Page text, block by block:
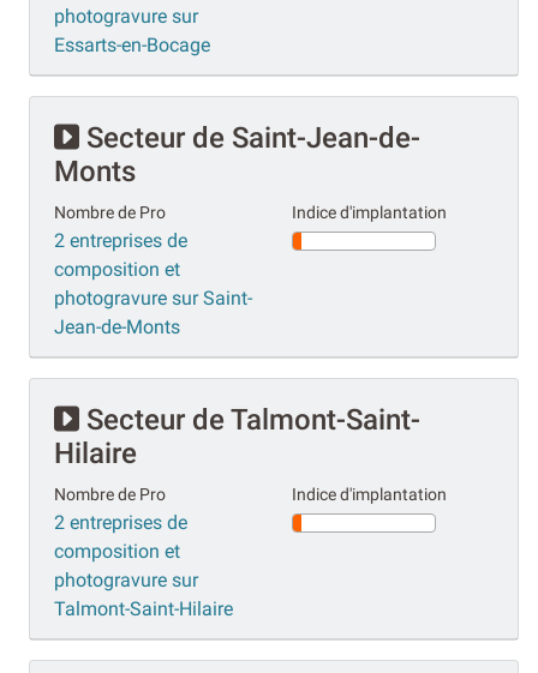
photogravure sur
Essarts-en-Bocage
Secteur de Saint-Jean-de-
Monts
Nombre de Pro
2 entreprises de
composition et
photogravure sur Saint-
Jean-de-Monts
Indice d'implantation
Secteur de Talmont-Saint-
Hilaire
Nombre de Pro
2 entreprises de
composition et
photogravure sur
Talmont-Saint-Hilaire
Indice d'implantation